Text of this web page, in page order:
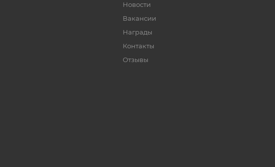
Новости
Вакансии
Награды
Контакты
Отзывы